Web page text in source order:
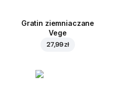
Gratin ziemniaczane
Vege
27,99 zł